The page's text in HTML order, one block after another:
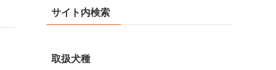
サイト内検索
取扱犬種